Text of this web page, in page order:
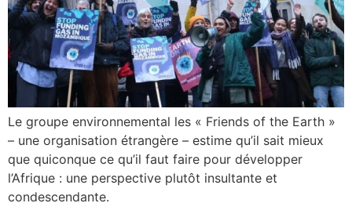
Le groupe environnemental les « Friends of the Earth »
– une organisation étrangère – estime qu’il sait mieux
que quiconque ce qu’il faut faire pour développer
l’Afrique : une perspective plutôt insultante et
condescendante.